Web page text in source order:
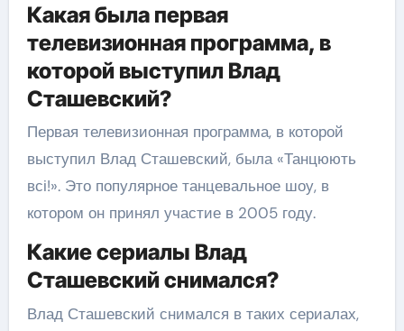
Какая была первая
телевизионная программа, в
которой выступил Влад
Сташевский?
Первая телевизионная программа, в которой
выступил Влад Сташевский, была «Танцюють
всі!». Это популярное танцевальное шоу, в
котором он принял участие в 2005 году.
Какие сериалы Влад
Сташевский снимался?
Влад Сташевский снимался в таких сериалах,